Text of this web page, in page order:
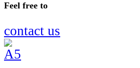
ペ
ー
ジ
送
の
ペ
ー
ジ
Feel free to
contact us